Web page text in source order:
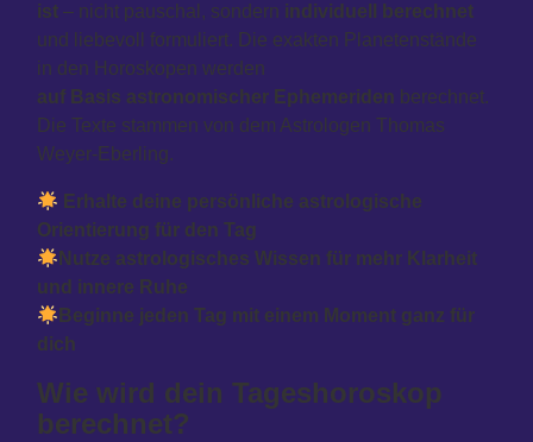
ist – nicht pauschal, sondern individuell berechnet
und liebevoll formuliert. Die exakten Planetenstände
in den Horoskopen werden
auf Basis astronomischer Ephemeriden berechnet.
Die Texte stammen von dem Astrologen Thomas
Weyer-Eberling.
Erhalte deine persönliche astrologische
Orientierung für den Tag
Nutze astrologisches Wissen für mehr Klarheit
und innere Ruhe
Beginne jeden Tag mit einem Moment ganz für
dich
Wie wird dein Tageshoroskop
berechnet?